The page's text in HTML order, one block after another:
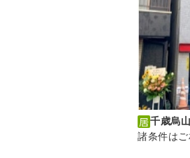
千歳烏
諸条件は